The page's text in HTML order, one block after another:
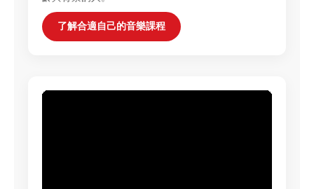
了解合適自己的音樂課程